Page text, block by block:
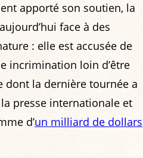
apporté son soutien, la
face à des
: elle est accusée de
incrimination loin d’être
dont la dernière tournée a
presse internationale et
d’un milliard de dollars